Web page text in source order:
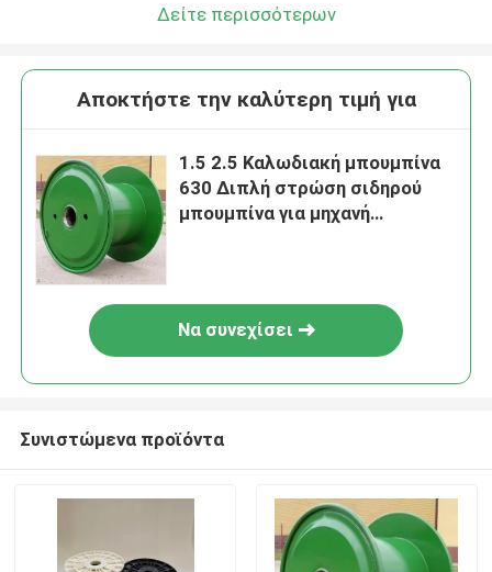
Δείτε περισσότερων
Αποκτήστε την καλύτερη τιμή για
1.5 2.5 Καλωδιακή μπουμπίνα
630 Διπλή στρώση σιδηρού
μπουμπίνα για μηχανή
Να συνεχίσει
Συνιστώμενα προϊόντα